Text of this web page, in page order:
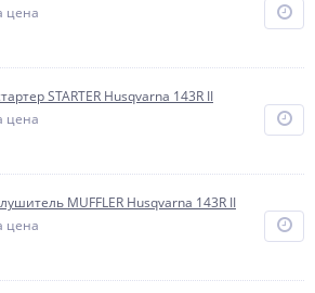
цена
STARTER Husqvarna 143R II
цена
MUFFLER Husqvarna 143R II
цена